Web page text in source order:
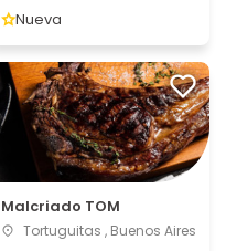
Nueva
Malcriado TOM
Tortuguitas , Buenos Aires